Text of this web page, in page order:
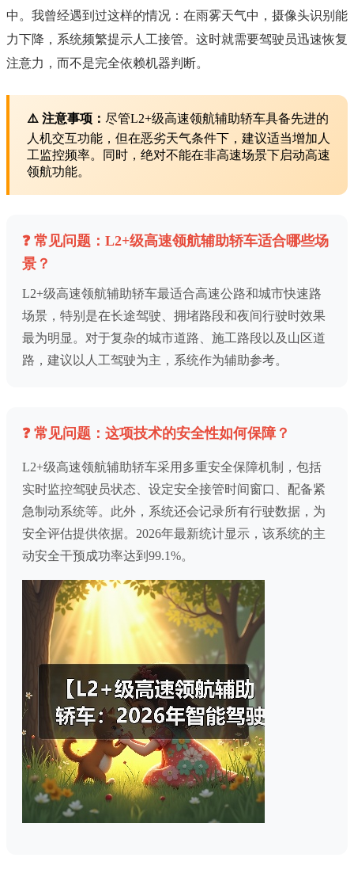
中。我曾经遇到过这样的情况：在雨雾天气中，摄像头识别能
力下降，系统频繁提示人工接管。这时就需要驾驶员迅速恢复
注意力，而不是完全依赖机器判断。
⚠️ 注意事项： 尽管L2+级高速领航辅助轿车具备先进的
人机交互功能，但在恶劣天气条件下，建议适当增加人
工监控频率。同时，绝对不能在非高速场景下启动高速
领航功能。
❓ 常见问题：L2+级高速领航辅助轿车适合哪些场
景？
L2+级高速领航辅助轿车最适合高速公路和城市快速路
场景，特别是在长途驾驶、拥堵路段和夜间行驶时效果
最为明显。对于复杂的城市道路、施工路段以及山区道
路，建议以人工驾驶为主，系统作为辅助参考。
❓ 常见问题：这项技术的安全性如何保障？
L2+级高速领航辅助轿车采用多重安全保障机制，包括
实时监控驾驶员状态、设定安全接管时间窗口、配备紧
急制动系统等。此外，系统还会记录所有行驶数据，为
安全评估提供依据。2026年最新统计显示，该系统的主
动安全干预成功率达到99.1%。